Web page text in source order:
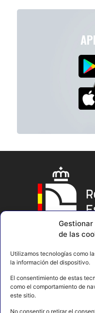
de las
Utilizamos tecnologías como
la información del dispositivo.
El consentimiento de estas
como el comportamiento de
este sitio.
No consentir o retirar el